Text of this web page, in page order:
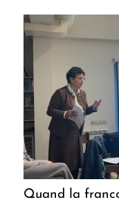
Quand la